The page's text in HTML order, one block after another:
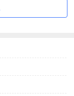
人愁，又有多
前有说有笑，
一种希望与奢
念与邀月做伴